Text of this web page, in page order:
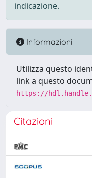
indicazione.
Informazioni
Utilizza questo
link a questo
https://
Citazioni